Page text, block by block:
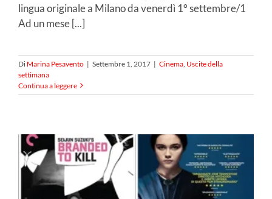
lingua originale a Milano da venerdì 1° settembre/1
Ad un mese [...]
Di Marina Pesavento | Settembre 1, 2017 | Cinema Uscite della
settimana
Continua a leggere